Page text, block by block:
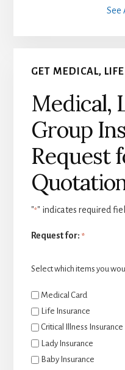
See
GET MEDICAL,
Medical,
Group
Request
"*" indicates required
Request for: *
Select which items you
Medical Card
Life Insurance
Critical Illness Insurance
Lady Insurance
Baby Insurance